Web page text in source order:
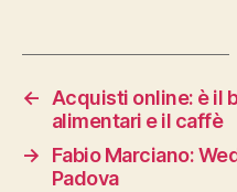
←
Acquisti online: è il
alimentari e il caffè
→
Fabio Marciano:
Padova